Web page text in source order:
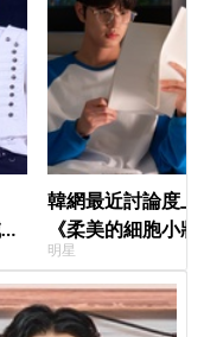
韓網最近討論度
《柔美的細胞小
粉，網友直呼：
明星